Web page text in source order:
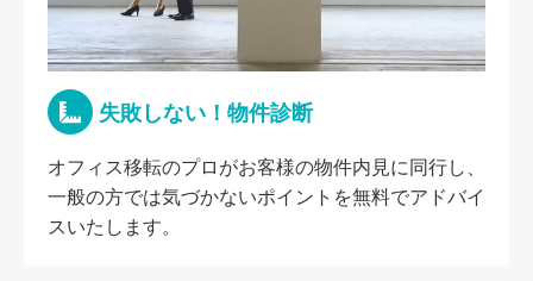
失敗しない！物件診断
オフィス移転のプロがお客様の物件内見に同行し、
一般の方では気づかないポイントを無料でアドバイ
スいたします。